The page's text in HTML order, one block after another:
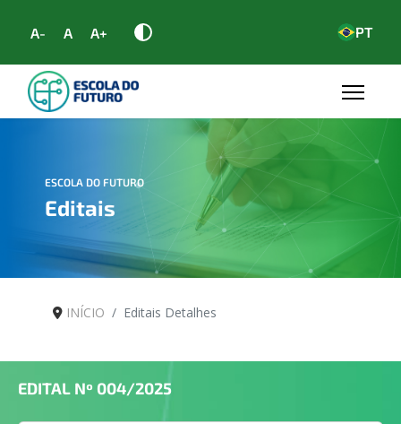
A- A A+ PT
ESCOLA DO FUTURO
Editais
INÍCIO Editais Detalhes
EDITAL Nº 004/2025